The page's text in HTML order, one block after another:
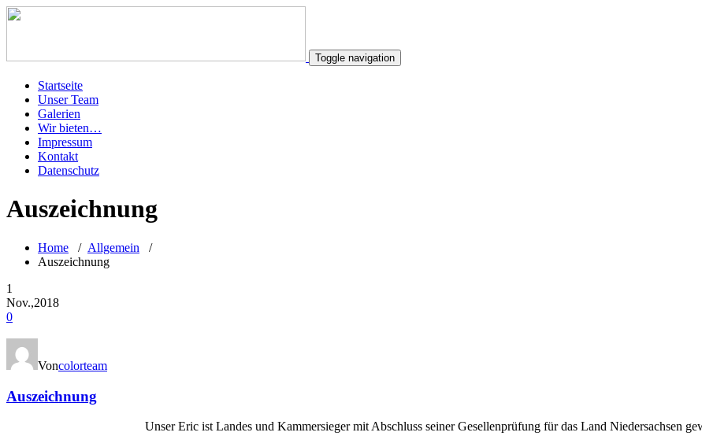
Toggle navigation
Startseite
Unser Team
Galerien
Wir bieten…
Impressum
Kontakt
Datenschutz
Auszeichnung
Home / Allgemein /
Auszeichnung
1
Nov.,2018
0
Voncolorteam
Auszeichnung
Unser Eric ist Landes und Kammersieger mit Abschluss seiner Gesellenprüfung für das Land Niedersachsen